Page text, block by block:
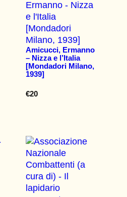
Amicucci, Ermanno
– Nizza e l’Italia
[Mondadori Milano,
1939]
€20